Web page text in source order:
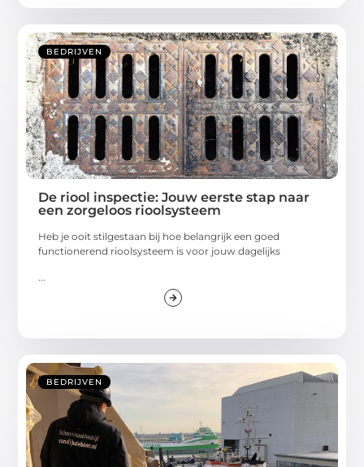
BEDRIJVEN
De riool inspectie: Jouw eerste stap naar
een zorgeloos rioolsysteem
Heb je ooit stilgestaan bij hoe belangrijk een goed
functionerend rioolsysteem is voor jouw dagelijks
...
BEDRIJVEN